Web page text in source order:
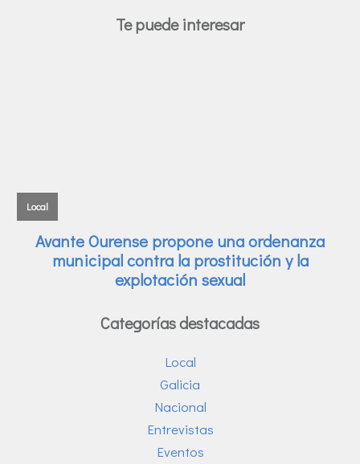
Te puede interesar
Categorías destacadas
Local
Galicia
Nacional
Entrevistas
Eventos